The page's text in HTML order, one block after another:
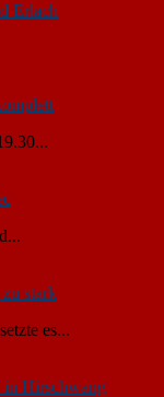
Erlach
stark
es...
Hirschwang